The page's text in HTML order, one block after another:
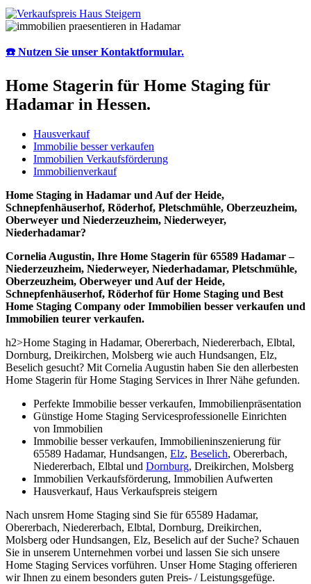
☎️ Nutzen Sie unser Kontaktformular.
Home Stagerin für Home Staging für
Hadamar in Hessen.
Hausverkauf
Immobilie besser verkaufen
Immobilien Verkaufsförderung
Immobilienverkauf
Home Staging in Hadamar und Auf der Heide,
Schnepfenhäuserhof, Röderhof, Pletschmühle, Oberzeuzheim,
Oberweyer und Niederzeuzheim, Niederweyer,
Niederhadamar?
Cornelia Augustin, Ihre Home Stagerin für 65589 Hadamar –
Niederzeuzheim, Niederweyer, Niederhadamar, Pletschmühle,
Oberzeuzheim, Oberweyer und Auf der Heide,
Schnepfenhäuserhof, Röderhof für Home Staging und Best
Home Staging Company oder Immobilien besser verkaufen und
Immobilien teurer verkaufen.
h2>Home Staging in Hadamar, Obererbach, Niedererbach, Elbtal,
Dornburg, Dreikirchen, Molsberg wie auch Hundsangen, Elz,
Beselich gesucht? Mit Cornelia Augustin haben Sie den allerbesten
Home Stagerin für Home Staging Services in Ihrer Nähe gefunden.
Perfekte Immobilie besser verkaufen, Immobilienpräsentation
Günstige Home Staging Servicesprofessionelle Einrichten
von Immobilien
Immobilie besser verkaufen, Immobilieninszenierung für
65589 Hadamar, Hundsangen, Elz, Beselich, Obererbach,
Niedererbach, Elbtal und Dornburg, Dreikirchen, Molsberg
Immobilien Verkaufsförderung, Immobilien Aufwerten
Hausverkauf, Haus Verkaufspreis steigern
Nach unsrem Home Staging sind Sie für 65589 Hadamar,
Obererbach, Niedererbach, Elbtal, Dornburg, Dreikirchen,
Molsberg oder Hundsangen, Elz, Beselich auf der Suche? Schauen
Sie in unserem Unternehmen vorbei und lassen Sie sich unsere
Home Staging Services vorführen. Unser Home Staging offerieren
wir Ihnen zu einem besonders guten Preis- / Leistungsgefüge.